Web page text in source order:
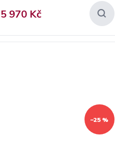
5 970 Kč
–25 %